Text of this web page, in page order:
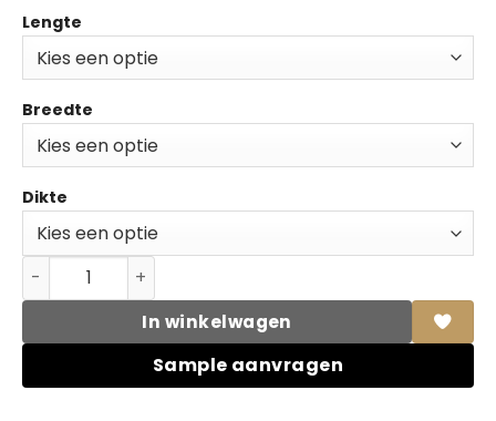
Lengte
Breedte
Dikte
Berken Betonplex WBP zwarte Film Glad FSC Mix 70%
In winkelwagen
Sample aanvragen